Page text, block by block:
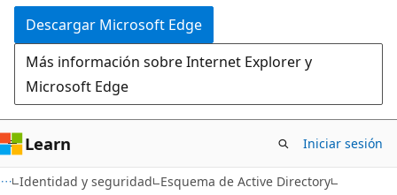
Descargar Microsoft Edge
Más información sobre Internet Explorer y
Microsoft Edge
Learn Iniciar sesión
Identidad y seguridad Esquema de Active Directory